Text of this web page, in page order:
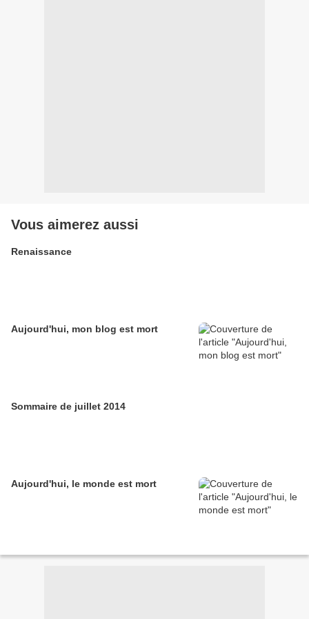
Vous aimerez aussi
Renaissance
Aujourd'hui, mon blog est mort
Sommaire de juillet 2014
Aujourd'hui, le monde est mort